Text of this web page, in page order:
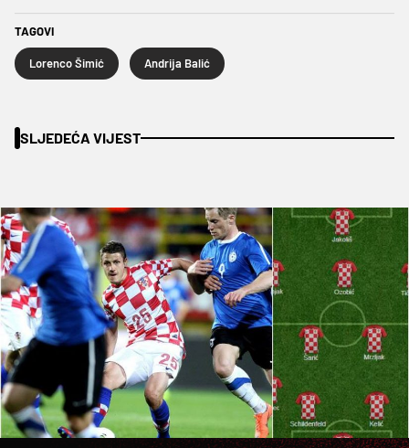
TAGOVI
Lorenco Šimić Andrija Balić
SLJEDEĆA VIJEST